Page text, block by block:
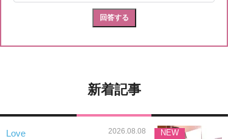
新着記事
Love 2026.08.08 NEW